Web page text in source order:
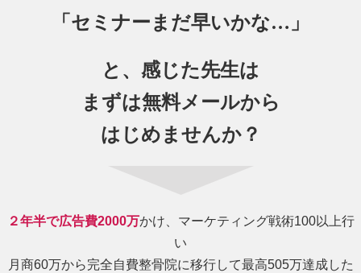
「セミナーまだ早いかな…」
と、感じた先生は
まずは無料メールから
はじめませんか？
２年半で広告費2000万かけ、マーケティング戦術100以上行
い
月商60万から完全自費整骨院に移行して最高505万達成した